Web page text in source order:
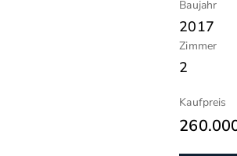
Baujahr
2017
Zimmer
2
Kaufpreis